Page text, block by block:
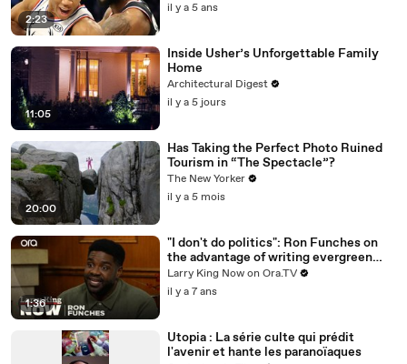
2:23
il y a 5 ans
11:05
Inside Usher’s Unforgettable Family
Home
Architectural Digest
il y a 5 jours
20:00
Has Taking the Perfect Photo Ruined
Tourism in “The Spectacle”?
The New Yorker
il y a 5 mois
1:36
"I don't do politics": Ron Funches on
the advantage of writing evergreen
jokes
Larry King Now on Ora.TV
il y a 7 ans
Utopia : La série culte qui prédit
l'avenir et hante les paranoïaques